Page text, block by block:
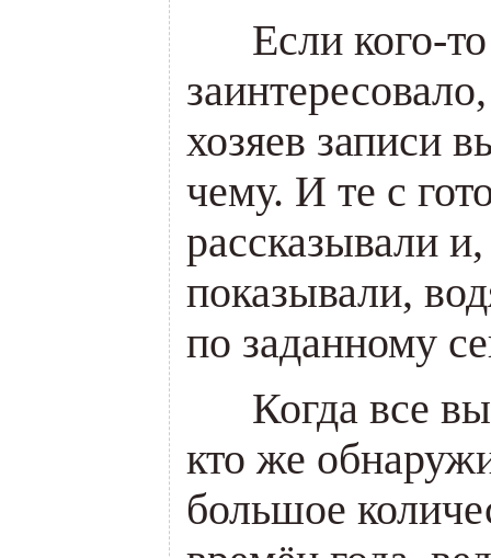
Если кого-
хозяев записи
чему. И те с
рассказывали
показывали,
по заданному
Когда все
кто же
большое